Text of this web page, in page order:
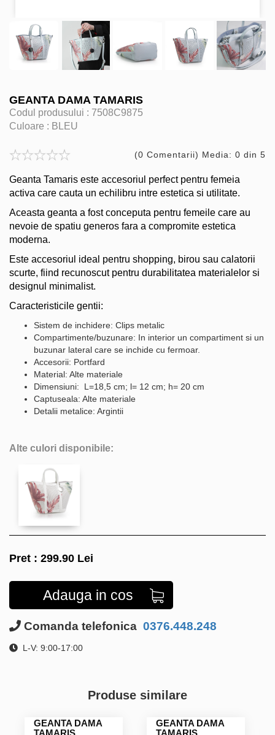
GEANTA DAMA TAMARIS
Codul produsului : 7508C9875
Culoare : BLEU
(0 Comentarii) Media: 0 din 5
Geanta Tamaris este accesoriul perfect pentru femeia
activa care cauta un echilibru intre estetica si utilitate.
Aceasta geanta a fost conceputa pentru femeile care au
nevoie de spatiu generos fara a compromite estetica
moderna.
Este accesoriul ideal pentru shopping, birou sau calatorii
scurte, fiind recunoscut pentru durabilitatea materialelor si
designul minimalist.
Caracteristicile gentii:
Sistem de inchidere: Clips metalic
Compartimente/buzunare: In interior un compartiment si un
buzunar lateral care se inchide cu fermoar.
Accesorii: Portfard
Material: Alte materiale
Dimensiuni: L=18,5 cm; l= 12 cm; h= 20 cm
Captuseala: Alte materiale
Detalii metalice: Argintii
Alte culori disponibile:
Pret : 299.90 Lei
Adauga in cos
Comanda telefonica 0376.448.248
L-V: 9:00-17:00
Produse similare
GEANTA DAMA
TAMARIS
GEANTA DAMA
TAMARIS